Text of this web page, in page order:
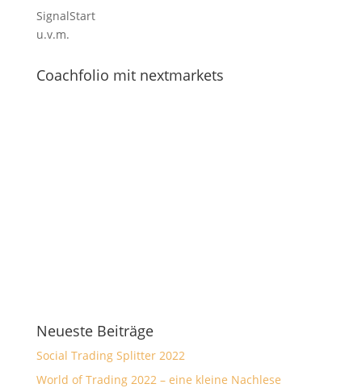
SignalStart
u.v.m.
Coachfolio mit nextmarkets
Neueste Beiträge
Social Trading Splitter 2022
World of Trading 2022 – eine kleine Nachlese